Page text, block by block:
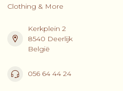
Clothing & More
Kerkplein 2
8540 Deerlijk
België
056 64 44 24